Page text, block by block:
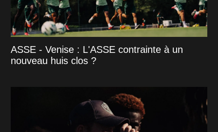
ASSE - Venise : L'ASSE contrainte à un
nouveau huis clos ?